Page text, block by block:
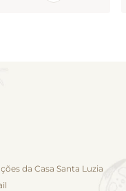
da Casa Santa Luzia